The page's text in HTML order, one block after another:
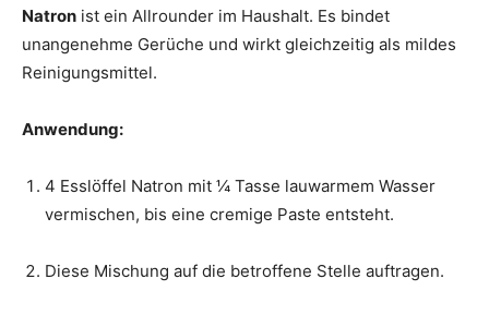
Natron ist ein Allrounder im Haushalt. Es bindet
unangenehme Gerüche und wirkt gleichzeitig als mildes
Reinigungsmittel.
Anwendung:
4 Esslöffel Natron mit ¼ Tasse lauwarmem Wasser
vermischen, bis eine cremige Paste entsteht.
Diese Mischung auf die betroffene Stelle auftragen.